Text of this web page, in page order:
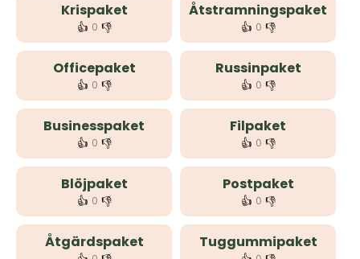
Krispaket
👍 0 👎
Åtstramningspaket
👍 0 👎
Officepaket
👍 0 👎
Russinpaket
👍 0 👎
Businesspaket
👍 0 👎
Filpaket
👍 0 👎
Blöjpaket
👍 0 👎
Postpaket
👍 0 👎
Åtgärdspaket Tuggummipaket